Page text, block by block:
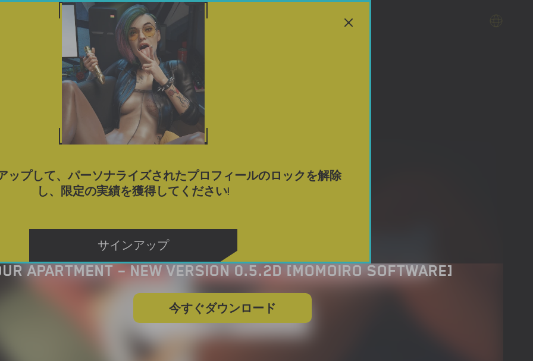
ポルノゲームをダウンロード ブログ
APARTMENT – NEW VERSION 0.5.2D [MOMOIRO SOFTWARE]
今すぐダウンロード
ップして、パーソナライズされたプロフィールのロックを解除
し、限定の実績を獲得してください!
サインアップ